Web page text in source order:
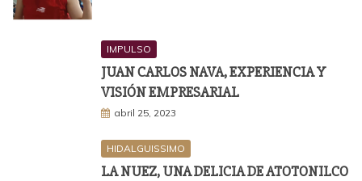
IMPULSO
JUAN CARLOS NAVA, EXPERIENCIA Y
VISIÓN EMPRESARIAL
abril 25, 2023
HIDALGUISSIMO
LA NUEZ, UNA DELICIA DE ATOTONILCO